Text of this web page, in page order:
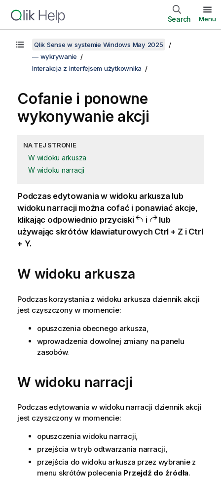
Search Menu
Qlik Sense w systemie Windows May 2025
— wykrywanie
Interakcja z interfejsem użytkownika
Cofanie i ponowne
wykonywanie akcji
NA TEJ STRONIE
W widoku arkusza
W widoku narracji
Podczas edytowania w widoku arkusza lub
widoku narracji można cofać i ponawiać akcje,
klikając odpowiednio przyciski
i
lub
używając skrótów klawiaturowych Ctrl + Z i Ctrl
+ Y.
W widoku arkusza
Podczas korzystania z widoku arkusza dziennik akcji
jest czyszczony w momencie:
opuszczenia obecnego arkusza,
wprowadzenia dowolnej zmiany na panelu
zasobów.
W widoku narracji
Podczas edytowania w widoku narracji dziennik akcji
jest czyszczony w momencie:
opuszczenia widoku narracji,
przejścia w tryb odtwarzania narracji,
przejścia do widoku arkusza przez wybranie z
menu skrótów polecenia Przejdź do źródła.